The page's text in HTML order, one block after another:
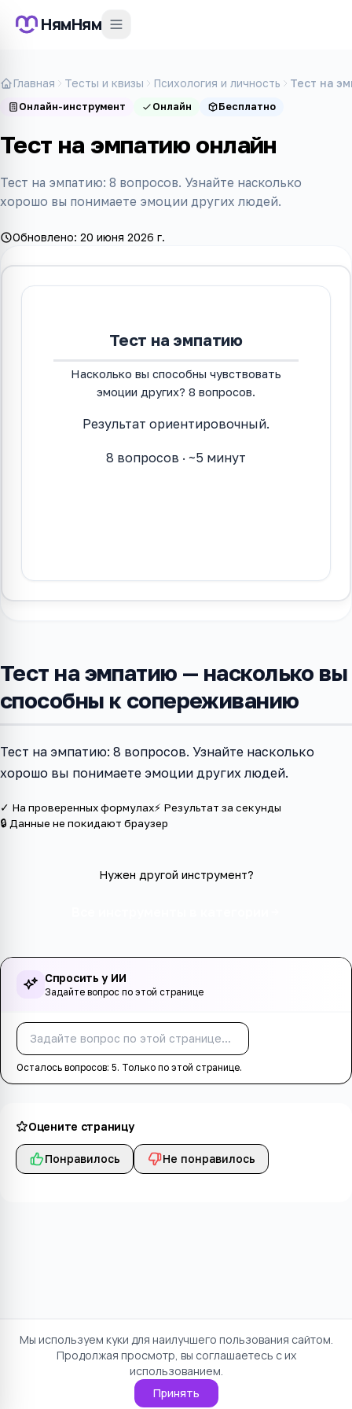
НямНям
Главная Тесты и квизы Психология и личность Тест на
Онлайн-инструмент Онлайн Бесплатно
Тест на эмпатию онлайн
Тест на эмпатию: 8 вопросов. Узнайте насколько
хорошо вы понимаете эмоции других людей.
Обновлено: 20 июня 2026 г.
Тест на эмпатию
Насколько вы способны чувствовать
эмоции других? 8 вопросов.
Результат ориентировочный.
8 вопросов · ~5 минут
Тест на эмпатию — насколько вы
способны к сопереживанию
Тест на эмпатию: 8 вопросов. Узнайте насколько
хорошо вы понимаете эмоции других людей.
✓ На проверенных формулах⚡ Результат за секунды
🔒 Данные не покидают браузер
Нужен другой инструмент?
Спросить у ИИ
Задайте вопрос по этой странице
Осталось вопросов: 5. Только по этой странице.
Оцените страницу
Понравилось Не понравилось
Мы используем куки для наилучшего пользования сайтом.
Продолжая просмотр, вы соглашаетесь с их
использованием.
Принять